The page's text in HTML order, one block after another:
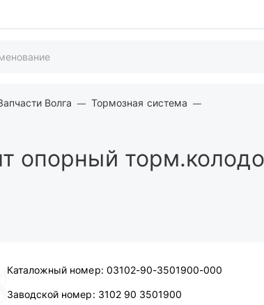
Волга
Тормозная система
опорный
Каталожный номер: 03102-90-3501900-000
Заводской номер: 3102 90 3501900